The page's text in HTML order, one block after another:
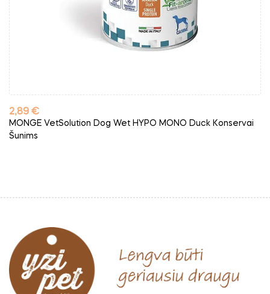
Kaina
2,89 €
MONGE VetSolution Dog Wet HYPO MONO Duck Konservai
Šunims